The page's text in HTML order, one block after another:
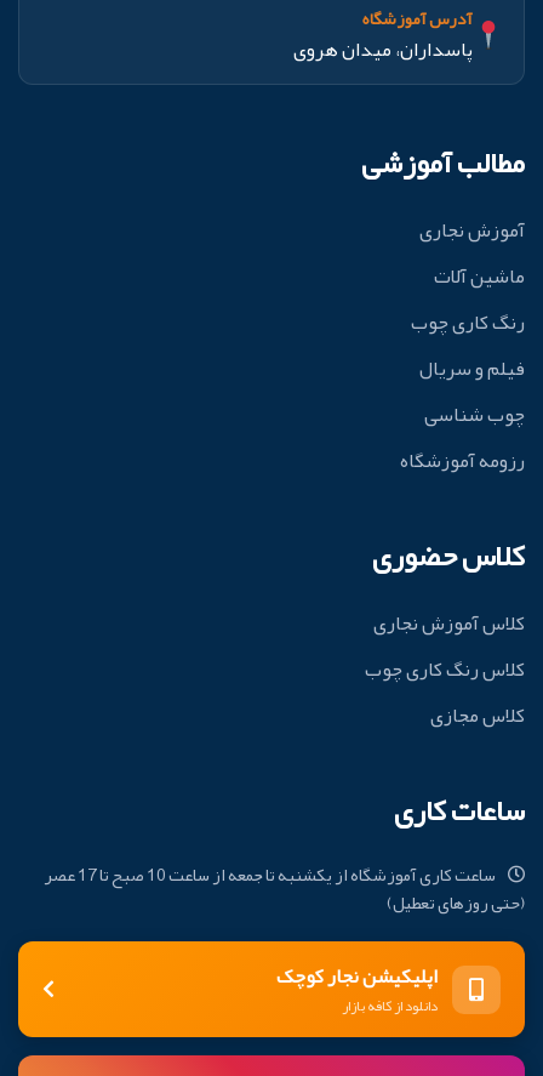
آدرس آموزشگاه
پاسداران، میدان هروی
مطالب آموزشی
آموزش نجاری
ماشین آلات
رنگ کاری چوب
فیلم و سریال
چوب شناسی
رزومه آموزشگاه
کلاس حضوری
کلاس آموزش نجاری
کلاس رنگ کاری چوب
کلاس مجازی
ساعات کاری
ساعت کاری آموزشگاه از یکشنبه تا جمعه از ساعت 10 صبح تا 17 عصر
(حتی روزهای تعطیل)
اپلیکیشن نجار کوچک
دانلود از کافه بازار